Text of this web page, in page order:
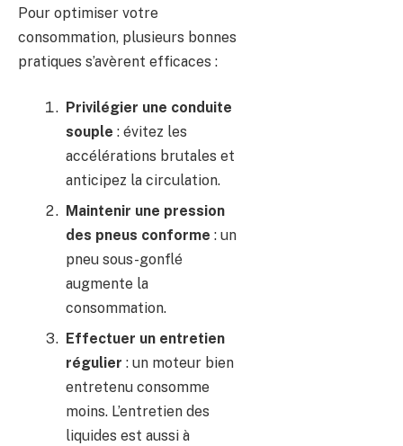
Pour optimiser votre
consommation, plusieurs bonnes
pratiques s’avèrent efficaces :
Privilégier une conduite
souple : évitez les
accélérations brutales et
anticipez la circulation.
Maintenir une pression
des pneus conforme : un
pneu sous-gonflé
augmente la
consommation.
Effectuer un entretien
régulier : un moteur bien
entretenu consomme
moins. L’entretien des
liquides est aussi à